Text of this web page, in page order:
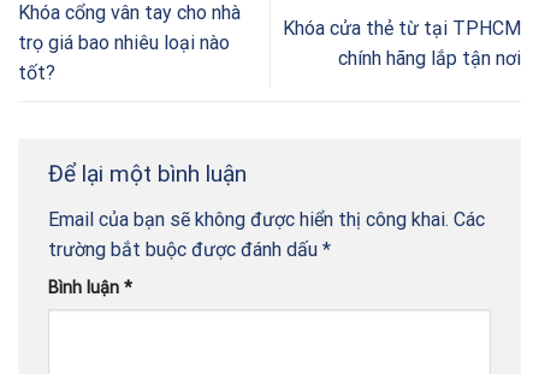
Khóa cổng vân tay cho nhà
trọ giá bao nhiêu loại nào
tốt?
Khóa cửa thẻ từ tại TPHCM
chính hãng lắp tận nơi
Để lại một bình luận
Email của bạn sẽ không được hiển thị công khai. Các
trường bắt buộc được đánh dấu *
Bình luận *